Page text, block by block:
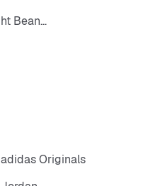
Heavyweight Beanie
adidas Originals